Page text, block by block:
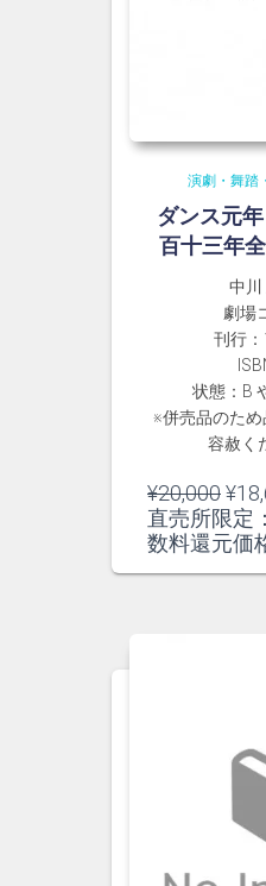
演劇・舞踏
ダンス元
百十三年
中川
劇場
刊行
状態：B
※併売品のた
容赦く
¥20,000元
の
価
¥
直売所限定
数料還元価